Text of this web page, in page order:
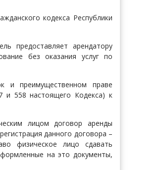
кодекса Республики
предоставляет арендатору
без оказания услуг по
и преимущественном праве
и 558 настоящего Кодекса) к
лицом договор аренды
данного договора –
физическое лицо сдавать
на это документы,